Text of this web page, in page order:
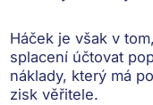
Háček je však v
splacení účtovat
náklady, který má
zisk věřitele.